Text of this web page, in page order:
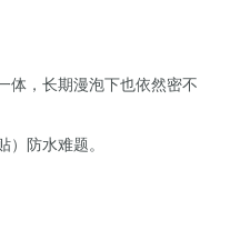
体，长期漫泡下也依然密不
）防水难题。